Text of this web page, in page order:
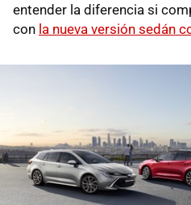
entender la diferencia si
con la nueva versión sedán